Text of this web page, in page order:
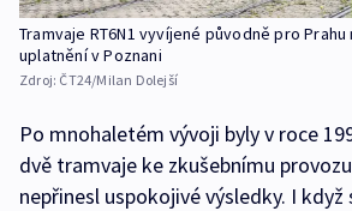
Tramvaje RT6N1 vyvíjené původně pro
uplatnění v Poznani
Zdroj: ČT24/Milan Dolejší
Po mnohaletém vývoji byly v roce
dvě tramvaje ke zkušebnímu
nepřinesl uspokojivé výsledky. I